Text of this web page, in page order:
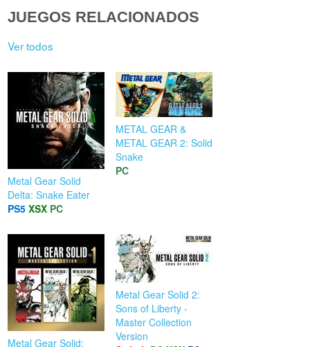
JUEGOS RELACIONADOS
Ver todos
Metal Gear Solid
Delta: Snake Eater
PS5 XSX PC
METAL GEAR &
METAL GEAR 2: Solid
Snake
PC
Metal Gear Solid:
Metal Gear Solid 2:
Sons of Liberty -
Master Collection
Version